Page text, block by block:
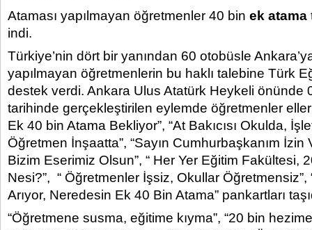
Ataması yapılmayan öğretmenler 40 bin ek atama
indi.
Türkiye’nin dört bir yanından 60 otobüsle
yapılmayan öğretmenlerin bu haklı talebine Türk
destek verdi. Ankara Ulus Atatürk Heykeli önünde
tarihinde gerçekleştirilen eylemde öğretmenler
Ek 40 bin Atama Bekliyor”, “At Bakıcısı Okulda,
Öğretmen İnşaatta”, “Sayın Cumhurbaşkanım İzin
Bizim Eserimiz Olsun”, “ Her Yer Eğitim Fakültesi,
Nesi?”, “ Öğretmenler İşsiz, Okullar
Arıyor, Neredesin Ek 40 Bin Atama” pankartları
“Öğretmene susma, eğitime kıyma”, “20 bin